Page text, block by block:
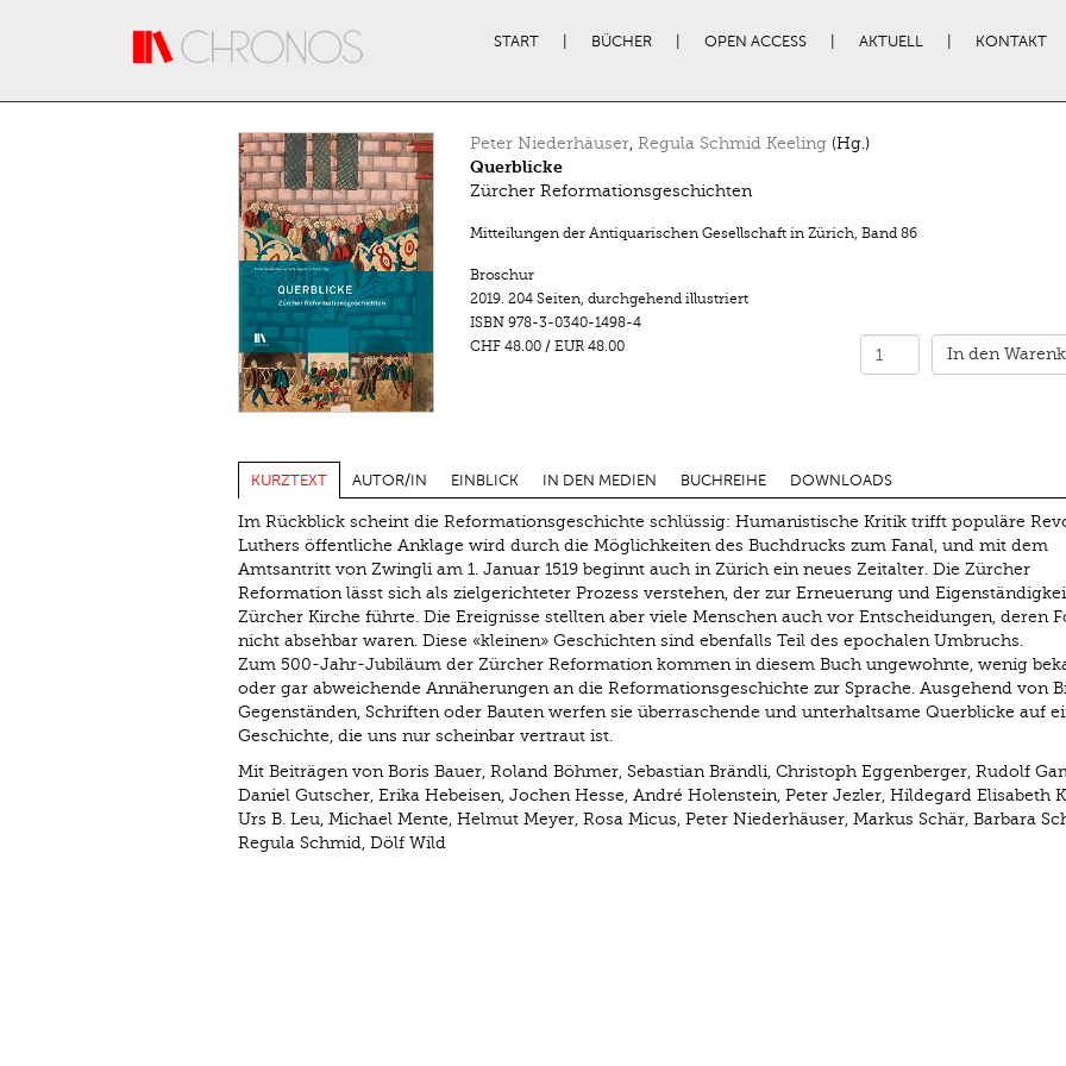
START BÜCHER OPEN ACCESS AKTUELL KONTAKT
Peter Niederhäuser, Regula Schmid Keeling(Hg.)
Querblicke
Zürcher Reformationsgeschichten
Mitteilungen der Antiquarischen Gesellschaft in Zürich, Band 86
Broschur
2019. 204 Seiten, durchgehend illustriert
ISBN 978-3-0340-1498-4
CHF 48.00/ EUR 48.00 In den
KURZTEXT AUTOR/IN EINBLICK IN DEN MEDIEN BUCHREIHE DOWNLOADS
Im Rückblick scheint die Reformationsgeschichte schlüssig: Humanistische Kritik trifft populäre
Luthers öffentliche Anklage wird durch die Möglichkeiten des Buchdrucks zum Fanal, und mit dem
Amtsantritt von Zwingli am 1. Januar 1519 beginnt auch in Zürich ein neues Zeitalter. Die Zürcher
Reformation lässt sich als zielgerichteter Prozess verstehen, der zur Erneuerung und
Zürcher Kirche führte. Die Ereignisse stellten aber viele Menschen auch vor Entscheidungen, deren
nicht absehbar waren. Diese «kleinen» Geschichten sind ebenfalls Teil des epochalen Umbruchs.
Zum 500-Jahr-Jubiläum der Zürcher Reformation kommen in diesem Buch ungewohnte, wenig
oder gar abweichende Annäherungen an die Reformationsgeschichte zur Sprache. Ausgehend von
Gegenständen, Schriften oder Bauten werfen sie überraschende und unterhaltsame Querblicke auf
Geschichte, die uns nur scheinbar vertraut ist.
Mit Beiträgen von Boris Bauer, Roland Böhmer, Sebastian Brändli, Christoph Eggenberger, Rudolf
Daniel Gutscher, Erika Hebeisen, Jochen Hesse, André Holenstein, Peter Jezler, Hildegard Elisabeth
Urs B. Leu, Michael Mente, Helmut Meyer, Rosa Micus, Peter Niederhäuser, Markus Schär, Barbara
Regula Schmid, Dölf Wild